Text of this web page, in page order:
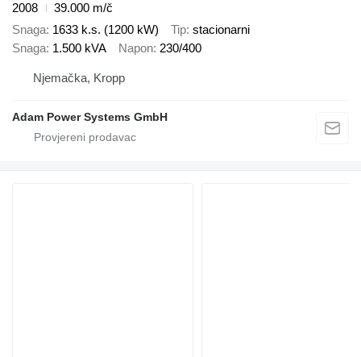
2008
39.000 m/č
Snaga 1633 k.s. (1200 kW) Tip stacionarni
Snaga 1.500 kVA Napon 230/400
Njemačka, Kropp
Adam Power Systems GmbH